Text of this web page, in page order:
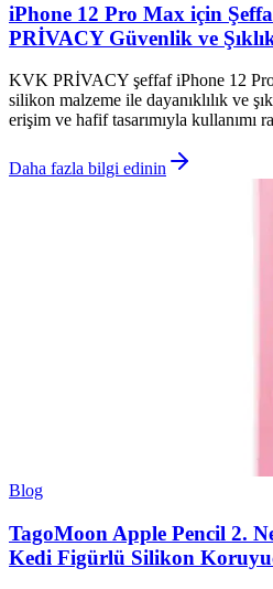
iPhone 12 Pro Max için
PRİVACY Güvenlik ve
KVK PRİVACY şeffaf iPhone 12
silikon malzeme ile dayanıklılık ve
erişim ve hafif tasarımıyla kullanımı
Daha fazla bilgi edinin
Blog
TagoMoon Apple Pencil 2.
Kedi Figürlü Silikon